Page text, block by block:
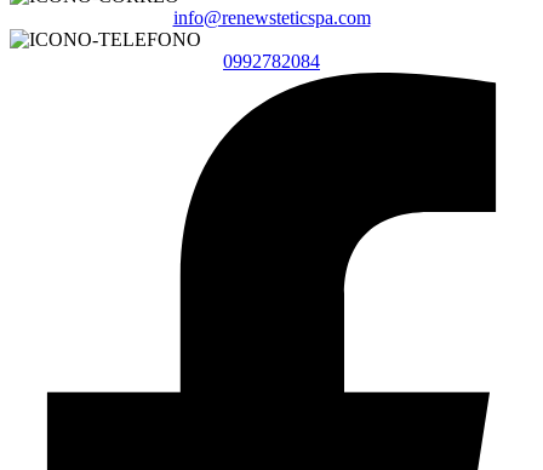
info@renewsteticspa.com
0992782084